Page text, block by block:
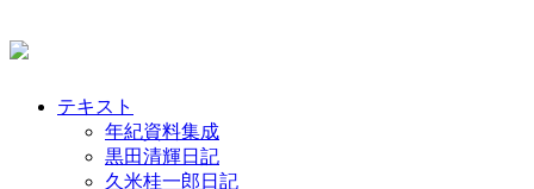
テキスト
年紀資料集成
黒田清輝日記
久米桂一郎日記